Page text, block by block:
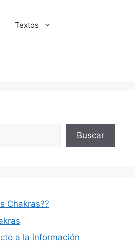
Textos
Buscar
Chakras??
a la información